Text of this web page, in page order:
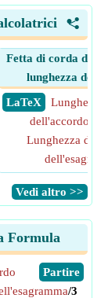
<
Fetta di corda
lunghezza del
​ LaTeX
Lunghezza
dell'accordo
Lunghezza del
​Vedi altro >>
Formula
​Partire
/3